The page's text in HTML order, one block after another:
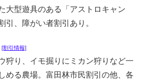
大型遊具のある「アストロキャン
引、障がい者割引あり。
[割引情報]
狩り、イモ掘りにミカン狩りなど一
める農場。富田林市民割引の他、各